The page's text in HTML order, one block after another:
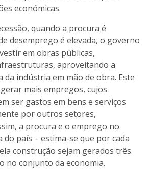
económicas.
quando a procura é
desemprego é elevada, o governo
em obras públicas,
aproveitando a
da indústria em mão de obra. Este
mais empregos, cujos
ser gastos em bens e serviços
por outros setores,
a procura e o emprego no
do país – estima-se que por cada
construção sejam gerados três
no conjunto da economia.